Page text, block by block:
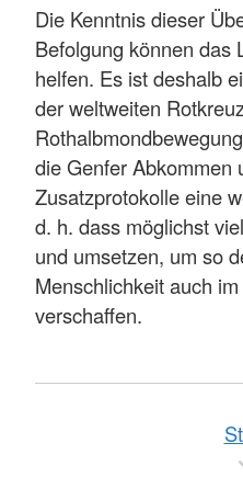
Die Kenntnis dieser
Befolgung können das
helfen. Es ist deshalb
der weltweiten
die Genfer Abkommen
Zusatzprotokolle eine
d. h. dass möglichst
und umsetzen, um so
Menschlichkeit auch
verschaffen.